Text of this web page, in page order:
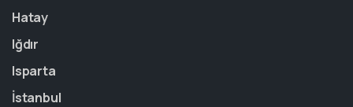
Hatay
Iğdır
Isparta
İstanbul